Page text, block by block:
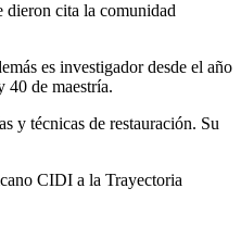
dieron cita la comunidad
es investigador desde el año
de maestría.
y técnicas de restauración. Su
CIDI a la Trayectoria